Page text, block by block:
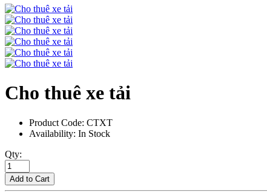
Cho thuê xe tải
Product Code: CTXT
Availability: In Stock
Qty:
Add to Cart